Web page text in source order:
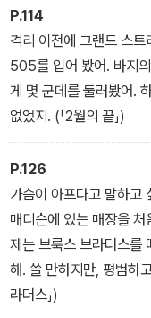
P.114
격리 이전에 그랜드 스
505를 입어 봤어. 바지
게 몇 군데를 둘러봤어.
없었지. (「2월의 끝」)
P.126
가슴이 아프다고 말하고
매디슨에 있는 매장을 처
제는 브룩스 브라더스를
해. 쓸 만하지만, 평범하
라더스」)